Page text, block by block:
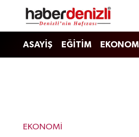
ASAYİŞ EĞİTİM EKONOMİ
EKONOMİ
Denizli Nöbetçi Eczaneler